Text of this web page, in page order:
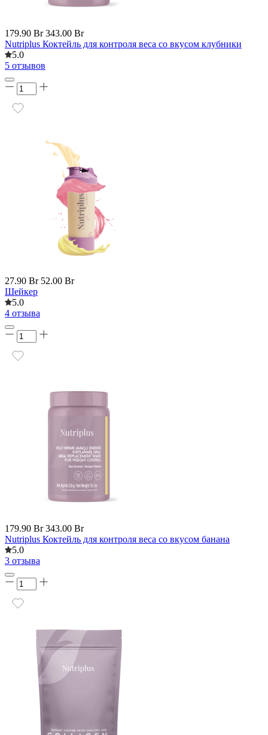
179.90 Br 343.00 Br
Nutriplus Коктейль для контроля веса со вкусом клубники
5.0
5 отзывов
27.90 Br 52.00 Br
Шейкер
5.0
4 отзыва
179.90 Br 343.00 Br
Nutriplus Коктейль для контроля веса со вкусом банана
5.0
3 отзыва